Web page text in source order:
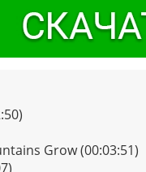
Grow (00:03:51)